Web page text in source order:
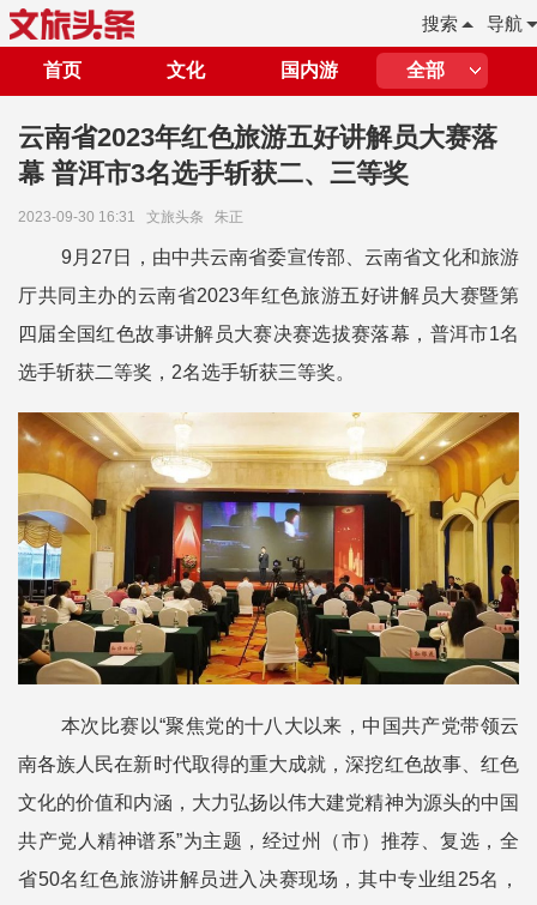
导航
搜索
首页 文化 国内游 全部
云南省2023年红色旅游五好讲解员大赛落
幕 普洱市3名选手斩获二、三等奖
2023-09-30 16:31 文旅头条 朱正
9月27日，由中共云南省委宣传部、云南省文化和旅游
厅共同主办的云南省2023年红色旅游五好讲解员大赛暨第
四届全国红色故事讲解员大赛决赛选拔赛落幕，普洱市1名
选手斩获二等奖，2名选手斩获三等奖。
本次比赛以“聚焦党的十八大以来，中国共产党带领云
南各族人民在新时代取得的重大成就，深挖红色故事、红色
文化的价值和内涵，大力弘扬以伟大建党精神为源头的中国
共产党人精神谱系”为主题，经过州（市）推荐、复选，全
省50名红色旅游讲解员进入决赛现场，其中专业组25名，